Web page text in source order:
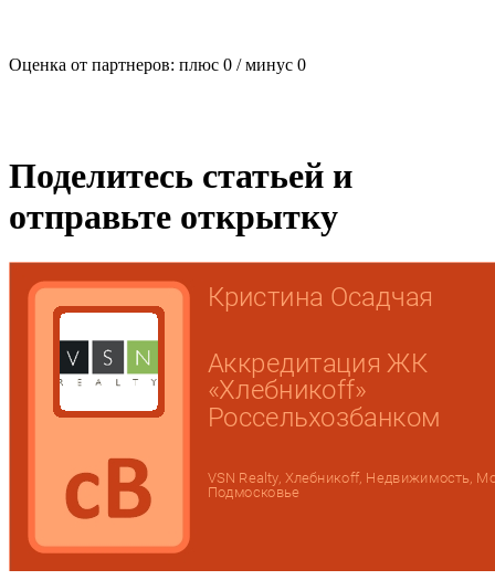
Оценка от партнеров: плюс 0 / минус 0
Поделитесь статьей и
отправьте открытку